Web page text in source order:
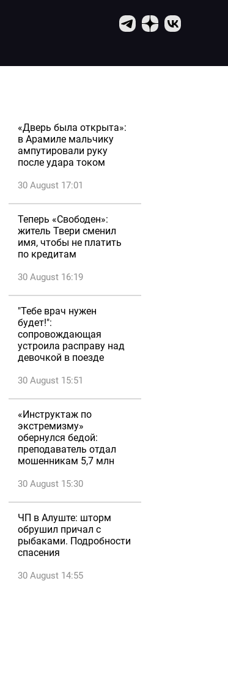
«Дверь была открыта»:
в Арамиле мальчику
ампутировали руку
после удара током
30 August 17:01
Теперь «Свободен»:
житель Твери сменил
имя, чтобы не платить
по кредитам
30 August 16:19
"Тебе врач нужен
будет!":
сопровождающая
устроила расправу над
девочкой в поезде
30 August 15:51
«Инструктаж по
экстремизму»
обернулся бедой:
преподаватель отдал
мошенникам 5,7 млн
30 August 15:30
ЧП в Алуште: шторм
обрушил причал с
рыбаками. Подробности
спасения
30 August 14:55